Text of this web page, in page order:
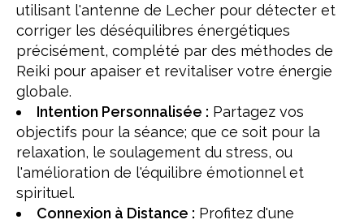
utilisant l'antenne de Lecher pour détecter et
corriger les déséquilibres énergétiques
précisément, complété par des méthodes de
Reiki pour apaiser et revitaliser votre énergie
globale.
Intention Personnalisée : Partagez vos
objectifs pour la séance; que ce soit pour la
relaxation, le soulagement du stress, ou
l'amélioration de l'équilibre émotionnel et
spirituel.
Connexion à Distance : Profitez d'une